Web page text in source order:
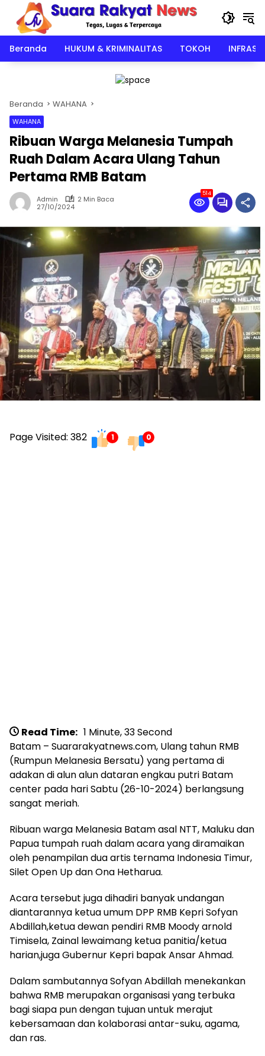
Langsung
konten
Beranda
HUKUM & KRIMINALITAS TOKOH
Beranda WAHANA
WAHANA
Ribuan Warga Melanesia Tumpah
Ruah Dalam Acara Ulang Tahun
Pertama RMB Batam
Admin
2 Min Baca
27/10/2024
514
Page Visited: 382 1 0
Read Time: 1 Minute, 33 Second
Batam – Suararakyatnews.com, Ulang tahun RMB
(Rumpun Melanesia Bersatu) yang pertama di
adakan di alun alun dataran engkau putri Batam
center pada hari Sabtu (26-10-2024) berlangsung
sangat meriah.
Ribuan warga Melanesia Batam asal NTT, Maluku dan
Papua tumpah ruah dalam acara yang diramaikan
oleh penampilan dua artis ternama Indonesia Timur,
Silet Open Up dan Ona Hetharua.
Acara tersebut juga dihadiri banyak undangan
diantarannya ketua umum DPP RMB Kepri Sofyan
Abdillah,ketua dewan pendiri RMB Moody arnold
Timisela, Zainal lewaimang ketua panitia/ketua
harian,juga Gubernur Kepri bapak Ansar Ahmad.
Dalam sambutannya Sofyan Abdillah menekankan
bahwa RMB merupakan organisasi yang terbuka
bagi siapa pun dengan tujuan untuk merajut
kebersamaan dan kolaborasi antar-suku, agama,
dan ras.